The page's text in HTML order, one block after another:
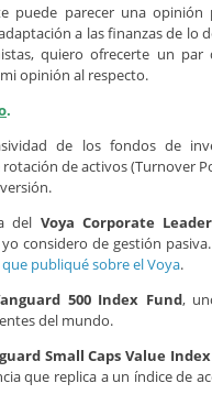
puede parecer una opinión
a las finanzas de lo
quiero ofrecerte un
opinión al respecto.
.
de los fondos de
de activos (Turnover
del Voya Corporate
considero de gestión
publiqué sobre el Voya.
500 Index Fund,
del mundo.
Small Caps Value
que replica a un índice de